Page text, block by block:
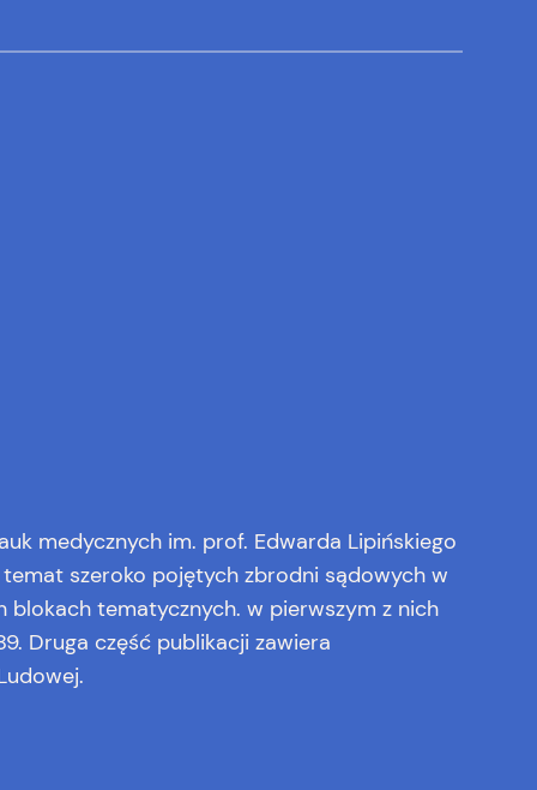
medycznych im. prof. Edwarda Lipińskiego
szeroko pojętych zbrodni sądowych w
tematycznych. w pierwszym z nich
Druga część publikacji zawiera